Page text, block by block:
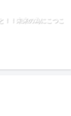
！！未来の為にこつこ